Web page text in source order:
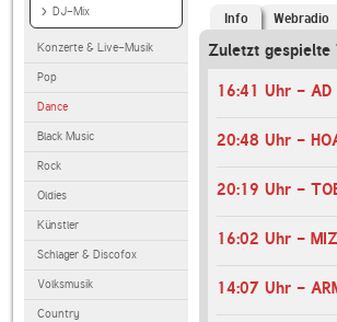
DJ-Mix
Konzerte & Live-Musik
Pop
Dance
Black Music
Rock
Oldies
Künstler
Schlager & Discofox
Volksmusik
Country
Info Webradio
Zuletzt
16:41 Uhr - AD
20:48 Uhr -
20:19 Uhr -